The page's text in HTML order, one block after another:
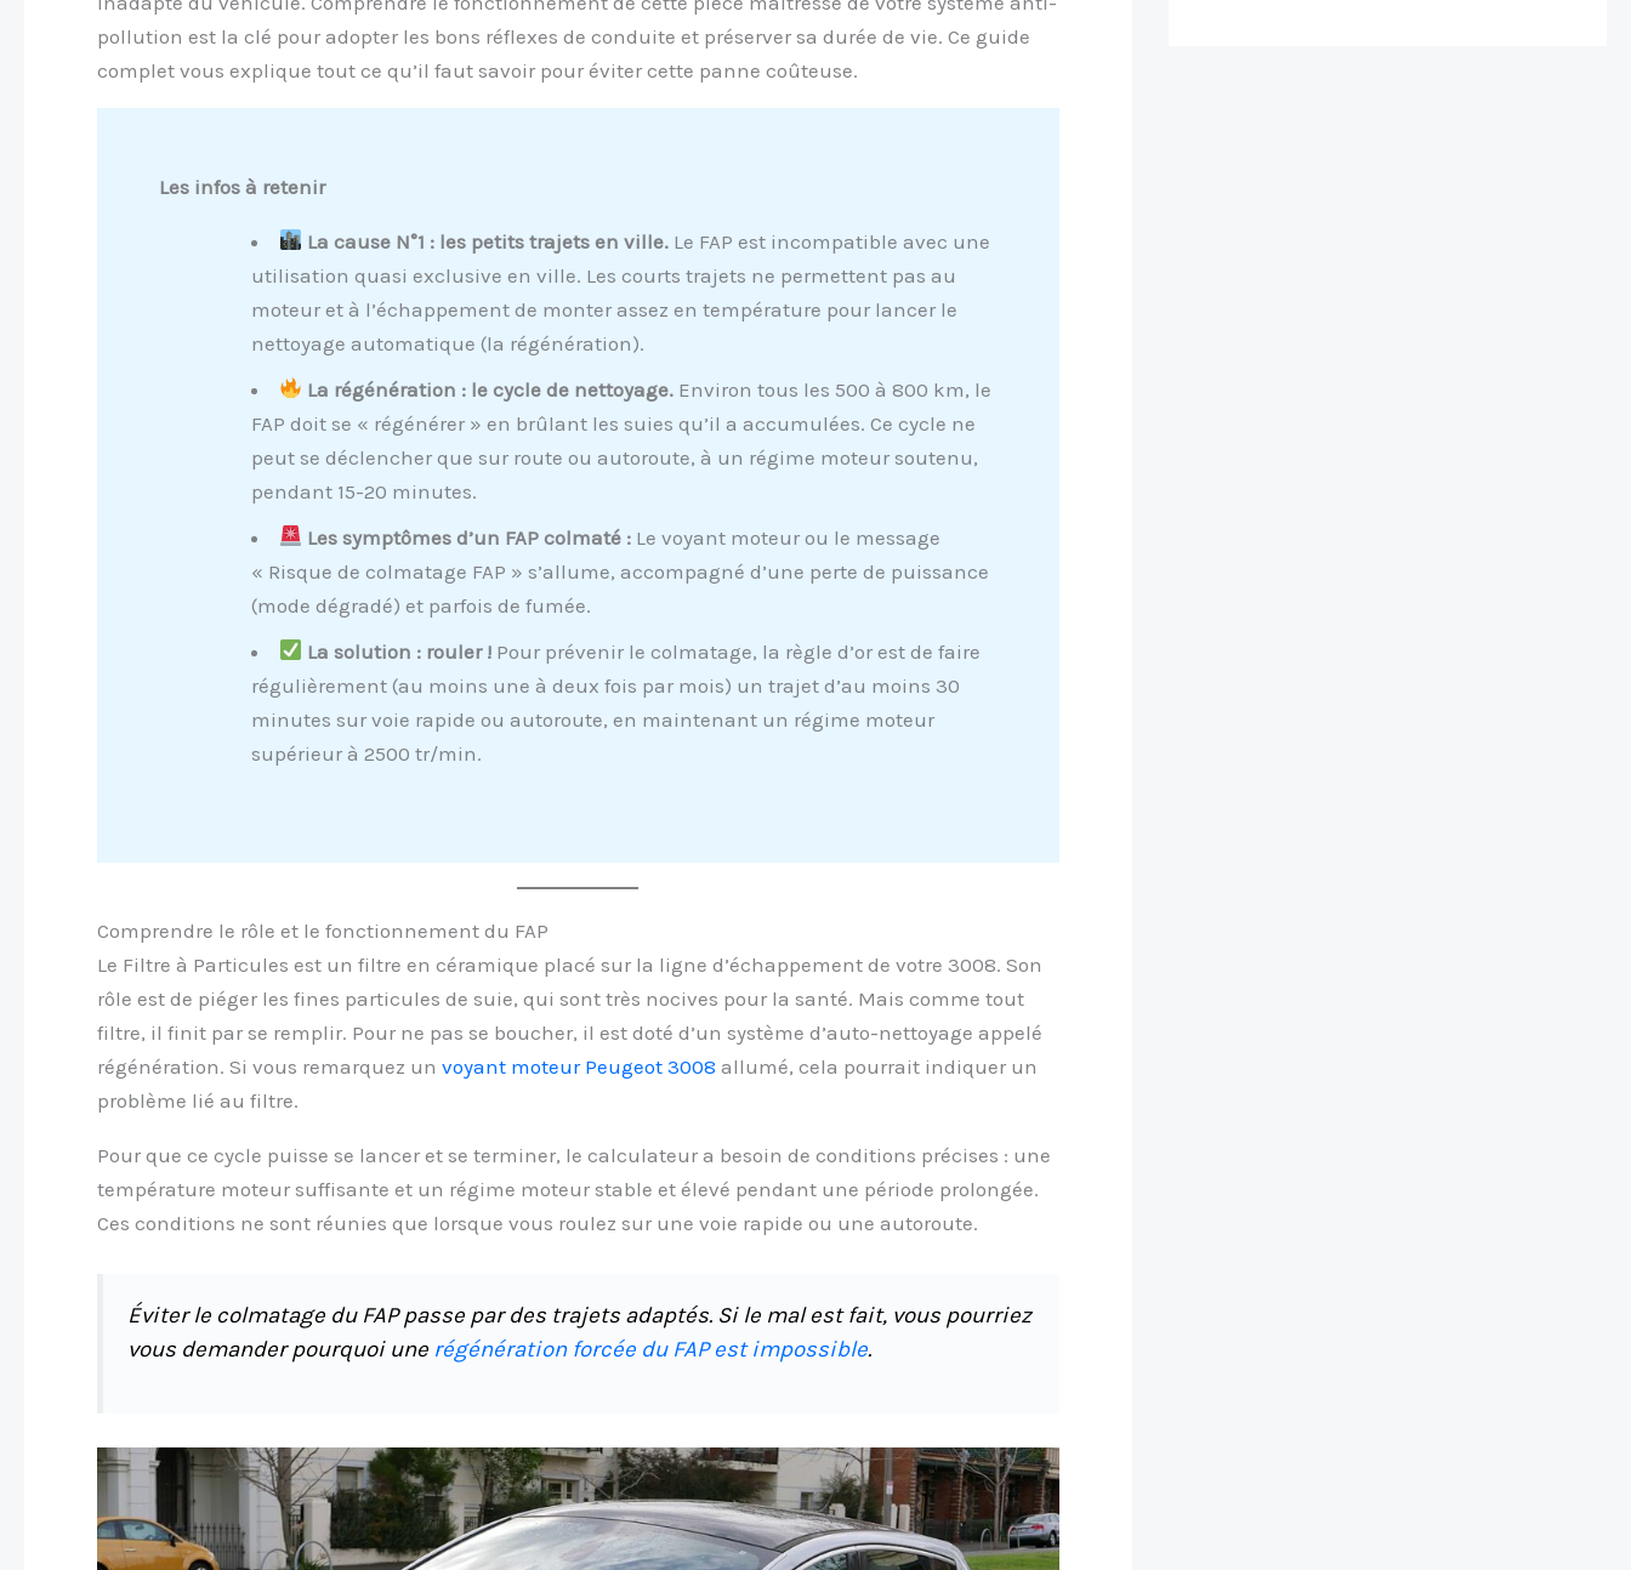
pollution est la clé pour adopter les bons réflexes de conduite et préserver sa durée de vie. Ce guide
complet vous explique tout ce qu’il faut savoir pour éviter cette panne coûteuse.
Les infos à retenir
La cause N°1 : les petits trajets en ville. Le FAP est incompatible avec une
utilisation quasi exclusive en ville. Les courts trajets ne permettent pas au
moteur et à l’échappement de monter assez en température pour lancer le
nettoyage automatique (la régénération).
La régénération : le cycle de nettoyage. Environ tous les 500 à 800 km, le
FAP doit se « régénérer » en brûlant les suies qu’il a accumulées. Ce cycle ne
peut se déclencher que sur route ou autoroute, à un régime moteur soutenu,
pendant 15-20 minutes.
Les symptômes d’un FAP colmaté : Le voyant moteur ou le message
« Risque de colmatage FAP » s’allume, accompagné d’une perte de puissance
(mode dégradé) et parfois de fumée.
La solution : rouler ! Pour prévenir le colmatage, la règle d’or est de faire
régulièrement (au moins une à deux fois par mois) un trajet d’au moins 30
minutes sur voie rapide ou autoroute, en maintenant un régime moteur
supérieur à 2500 tr/min.
Comprendre le rôle et le fonctionnement du FAP
Le Filtre à Particules est un filtre en céramique placé sur la ligne d’échappement de votre 3008. Son
rôle est de piéger les fines particules de suie, qui sont très nocives pour la santé. Mais comme tout
filtre, il finit par se remplir. Pour ne pas se boucher, il est doté d’un système d’auto-nettoyage appelé
régénération. Si vous remarquez un voyant moteur Peugeot 3008 allumé, cela pourrait indiquer un
problème lié au filtre.
Pour que ce cycle puisse se lancer et se terminer, le calculateur a besoin de conditions précises : une
température moteur suffisante et un régime moteur stable et élevé pendant une période prolongée.
Ces conditions ne sont réunies que lorsque vous roulez sur une voie rapide ou une autoroute.
Éviter le colmatage du FAP passe par des trajets adaptés. Si le mal est fait, vous pourriez
vous demander pourquoi une régénération forcée du FAP est impossible.